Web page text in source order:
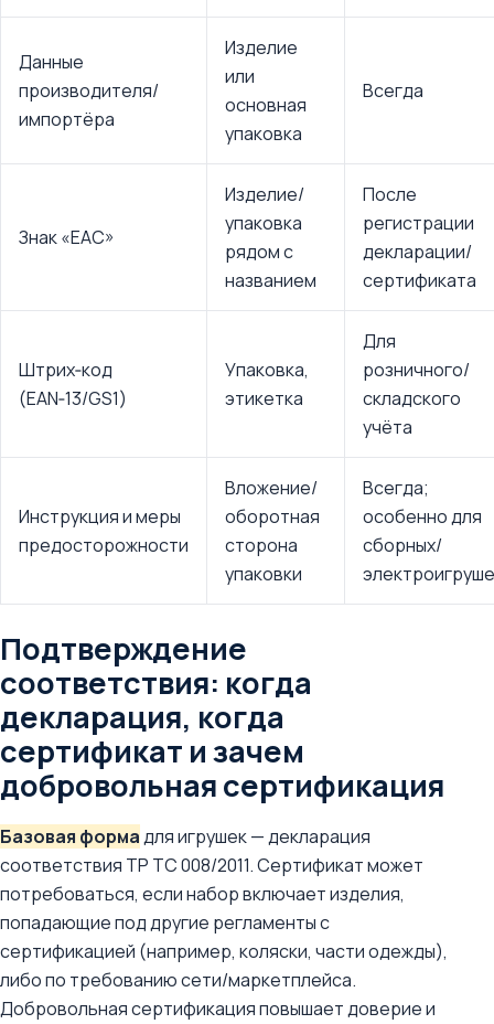
Данные
производителя/
импортёра
Изделие
или
основная
упаковка
Всегда
Знак «EAC»
Изделие/
упаковка
рядом с
названием
После
регистрации
декларации/
сертификата
Штрих‑код
(EAN‑13/GS1)
Упаковка,
этикетка
Для
розничного/
складского
учёта
Инструкция и меры
предосторожности
Вложение/
оборотная
сторона
упаковки
Всегда;
особенно для
сборных/
Подтверждение
соответствия: когда
декларация, когда
сертификат и зачем
добровольная сертификация
Базовая формадля игрушек — декларация
соответствия ТР ТС 008/2011. Сертификат может
потребоваться, если набор включает изделия,
попадающие под другие регламенты с
сертификацией (например, коляски, части одежды),
либо по требованию сети/маркетплейса.
Добровольная сертификация повышает доверие и